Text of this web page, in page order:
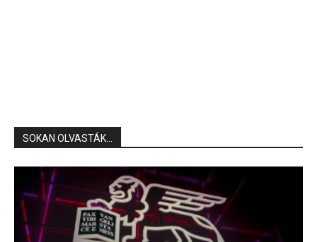
SOKAN OLVASTÁK...